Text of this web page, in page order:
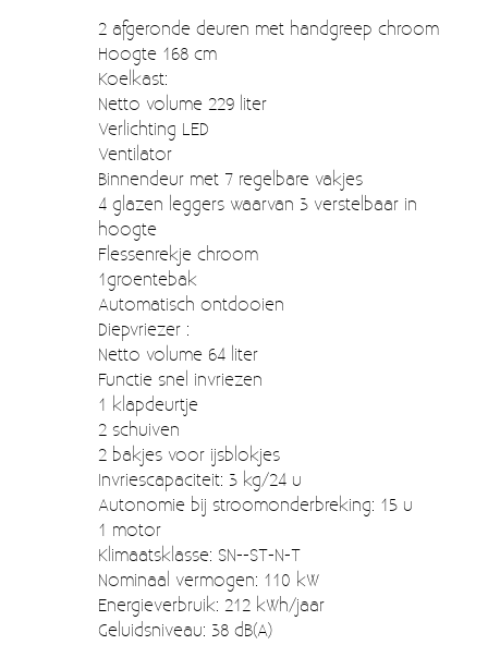
Moccamaster (De beste kop koffie sinds 1968)
Vintage
EINDE REEKSEN
2 afgeronde deuren met handgreep chroom
Hoogte 168 cm
Koelkast:
Netto volume 229 liter
Verlichting LED
Ventilator
Binnendeur met 7 regelbare vakjes
4 glazen leggers waarvan 3 verstelbaar in
hoogte
Flessenrekje chroom
1groentebak
Automatisch ontdooien
Diepvriezer :
Netto volume 64 liter
Functie snel invriezen
1 klapdeurtje
2 schuiven
2 bakjes voor ijsblokjes
Invriescapaciteit: 3 kg/24 u
Autonomie bij stroomonderbreking: 15 u
1 motor
Klimaatsklasse: SN--ST-N-T
Nominaal vermogen: 110 kW
Energieverbruik: 212 kWh/jaar
Geluidsniveau: 38 dB(A)